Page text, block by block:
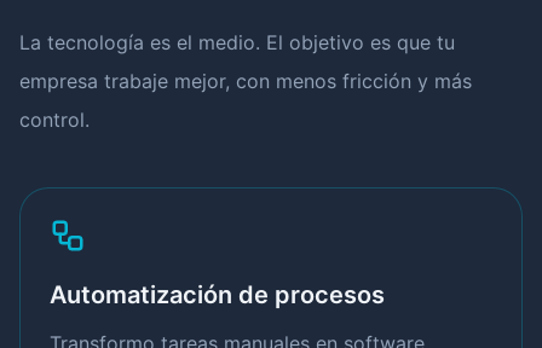
La tecnología es el medio. El objetivo es que tu
empresa trabaje mejor, con menos fricción y más
control.
Automatización de procesos
Transformo tareas manuales en software